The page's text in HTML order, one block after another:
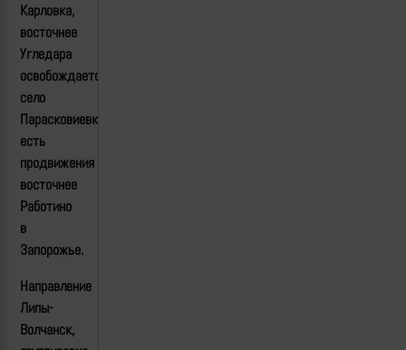
Карловка,
восточнее
Угледара
освобождается
село
Парасковиевка,
есть
продвижения
восточнее
Работино
в
Запорожье.
Направление
Липы-
Волчанск,